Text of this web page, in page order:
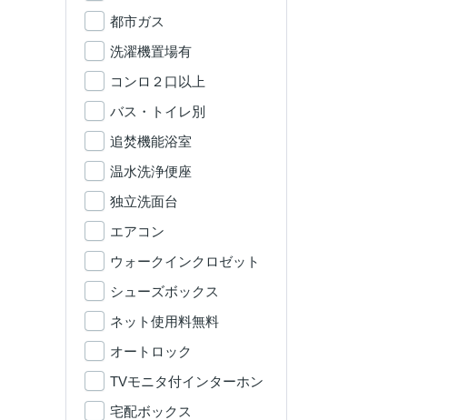
都市ガス
洗濯機置場有
コンロ２口以上
バス・トイレ別
追焚機能浴室
温水洗浄便座
独立洗面台
エアコン
ウォークインクロゼット
シューズボックス
ネット使用料無料
オートロック
TVモニタ付インターホン
宅配ボックス